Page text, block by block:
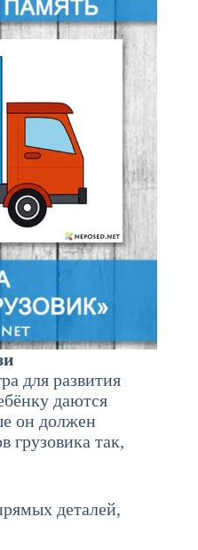
для развития
даются
он должен
грузовика так,
деталей,